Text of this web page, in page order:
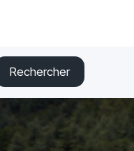
Rechercher